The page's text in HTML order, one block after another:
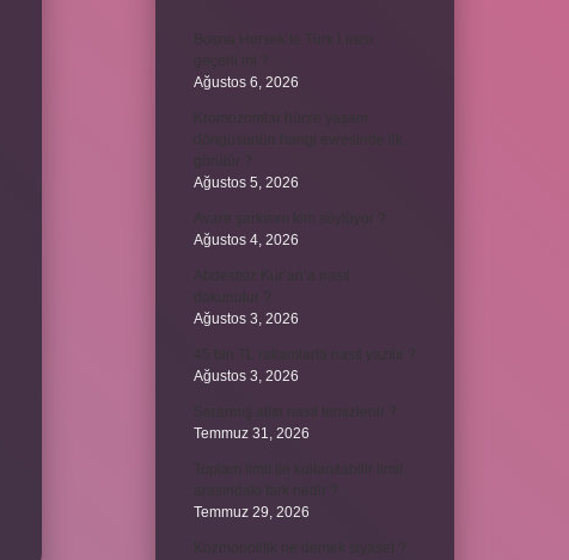
Ağustos 6, 2026
Ağustos 5, 2026
Ağustos 4, 2026
Ağustos 3, 2026
Ağustos 3, 2026
Temmuz 31, 2026
Temmuz 29, 2026